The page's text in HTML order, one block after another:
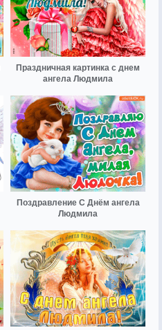
Праздничная картинка с днем
ангела Людмила
Поздравление С Днём ангела
Людмила